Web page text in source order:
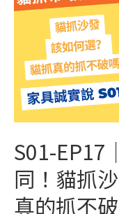
S01-EP17
同！貓抓
真的抓不